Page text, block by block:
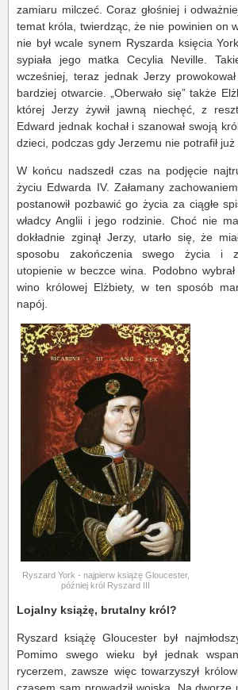
zamiaru milczeć. Coraz głośniej i
temat króla, twierdząc, że nie powinien on
nie był wcale synem Ryszarda księcia
sypiała jego matka Cecylia Neville.
wcześniej, teraz jednak Jerzy
bardziej otwarcie. „Oberwało się” także
której Jerzy żywił jawną niechęć, z
Edward jednak kochał i szanował swoją
dzieci, podczas gdy Jerzemu nie potrafił już
W końcu nadszedł czas na podjęcie
życiu Edwarda IV. Załamany
postanowił pozbawić go życia za ciągłe
władcy Anglii i jego rodzinie. Choć nie
dokładnie zginął Jerzy, utarło się, że
sposobu zakończenia swego życia i
utopienie w beczce wina. Podobno wybrał
wino królowej Elżbiety, w ten sposób
napój.
Ryszard York - najpierw książę Gloucester,
później król Ryszard III
Lojalny książę, brutalny król?
Ryszard książę Gloucester był
Pomimo swego wieku był jednak
rycerzem, zawsze więc towarzyszył